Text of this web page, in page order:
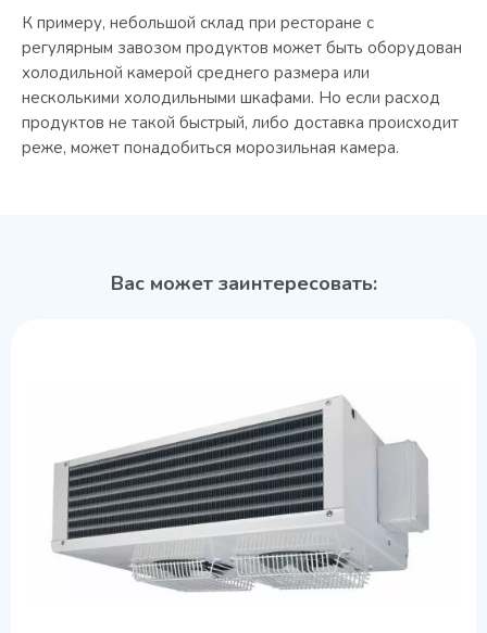
К примеру, небольшой склад при ресторане с
регулярным завозом продуктов может быть оборудован
холодильной камерой среднего размера или
несколькими холодильными шкафами. Но если расход
продуктов не такой быстрый, либо доставка происходит
реже, может понадобиться морозильная камера.
Вас может заинтересовать: